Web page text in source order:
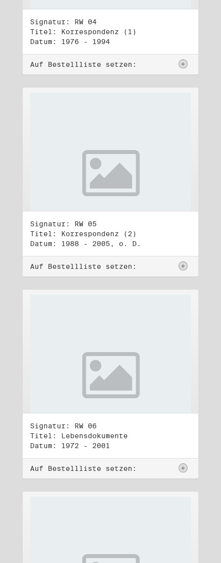
Signatur: RW 04
Titel: Korrespondenz (1)
Datum: 1976 - 1994
Auf Bestellliste setzen:
Signatur: RW 05
Titel: Korrespondenz (2)
Datum: 1988 - 2005, o. D.
Auf Bestellliste setzen:
Signatur: RW 06
Titel: Lebensdokumente
Datum: 1972 - 2001
Auf Bestellliste setzen: